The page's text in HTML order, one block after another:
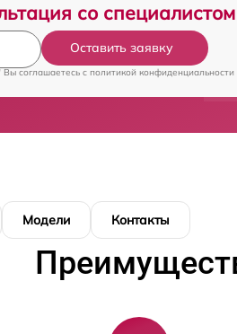
со специалистом
Оставить заявку
Вы соглашаетесь c политикой конфиденциальности
Модели Контакты